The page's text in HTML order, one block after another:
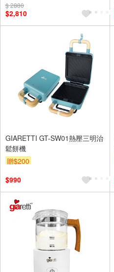
$ 2880
$2,810
GIARETTI GT-SW01熱壓三明治
鬆餅機
贈$200
$990